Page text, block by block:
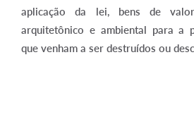
aplicação da lei, bens de
arquitetônico e ambiental para a
que venham a ser destruídos ou